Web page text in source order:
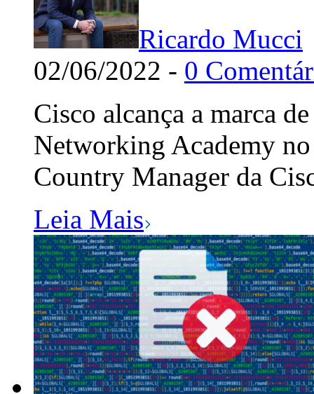
Ricardo Mucci
02/06/2022 - 0
Cisco alcança a marca
Networking Academy
Country Manager da
Leia Mais